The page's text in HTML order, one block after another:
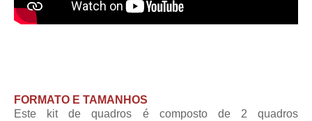
FORMATO E TAMANHOS
Este kit de quadros é composto de 2 quadros